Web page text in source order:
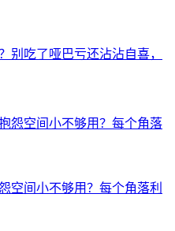
别吃了哑巴亏还沾沾自喜，
空间小不够用？每个角落利